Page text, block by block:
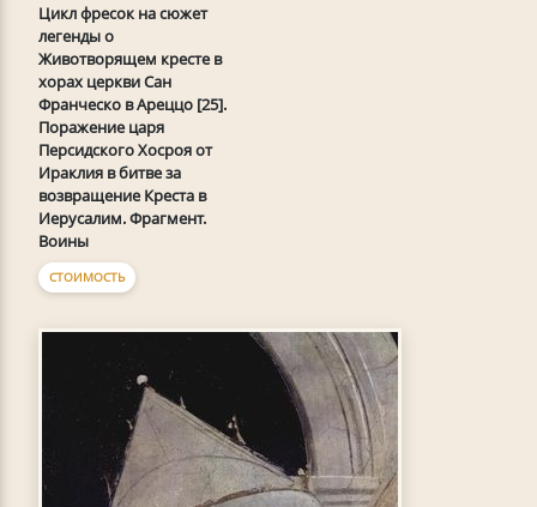
Цикл фресок на сюжет
легенды о
Животворящем кресте в
хорах церкви Сан
Франческо в Ареццо [25].
Поражение царя
Персидского Хосроя от
Ираклия в битве за
возвращение Креста в
Иерусалим. Фрагмент.
Воины
СТОИМОСТЬ